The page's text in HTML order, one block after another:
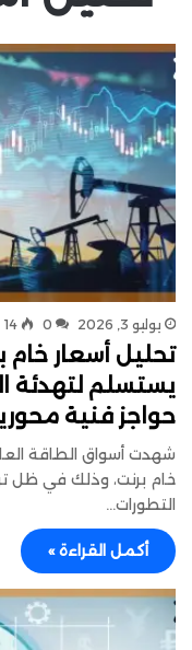
يوليو 3, 2026 0
14
تحليل أسعار خام
يستسلم لتهدئة
حواجز فنية
شهدت أسواق الطاقة
خام برنت، وذلك في ظل
التطورات…
أكمل القراءة »